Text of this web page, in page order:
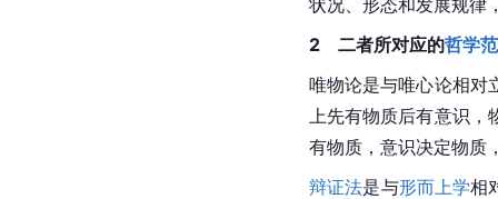
2　二者所对应的哲学
唯物论是与唯心论相对
上先有物质后有意识
有物质，意识决定物质
辩证法是与形而上学相